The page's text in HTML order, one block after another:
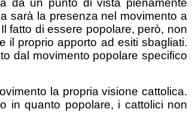
da un punto di vista pienamente
sarà la presenza nel movimento a
fatto di essere popolare, però, non
il proprio apporto ad esiti sbagliati.
dal movimento popolare specifico
la propria visione cattolica.
in quanto popolare, i cattolici non